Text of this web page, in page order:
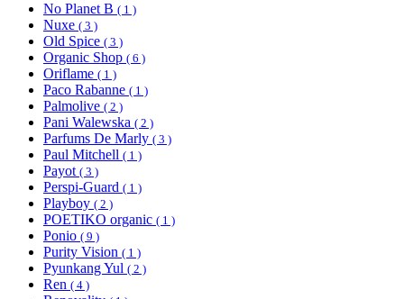
No Planet B ( 1 )
Nuxe ( 3 )
Old Spice ( 3 )
Organic Shop ( 6 )
Oriflame ( 1 )
Paco Rabanne ( 1 )
Palmolive ( 2 )
Pani Walewska ( 2 )
Parfums De Marly ( 3 )
Paul Mitchell ( 1 )
Payot ( 3 )
Perspi-Guard ( 1 )
Playboy ( 2 )
POETIKO organic ( 1 )
Ponio ( 9 )
Purity Vision ( 1 )
Pyunkang Yul ( 2 )
Ren ( 4 )